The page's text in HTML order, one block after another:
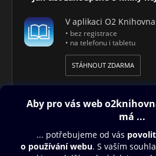
V aplikaci O2 Knihovna
• bez registrace
• na telefonu i tabletu
STÁHNOUT ZDARMA
Obsah ke stažení